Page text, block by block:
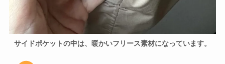
サイドポケットの中は、暖かいフリース素材になっています。